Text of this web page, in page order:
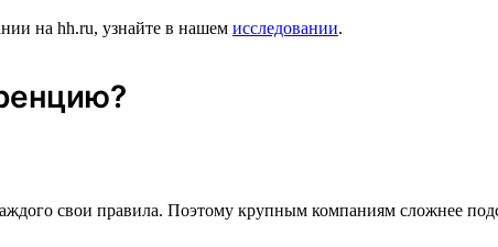
на hh.ru, узнайте в нашем исследовании.
свои правила. Поэтому крупным компаниям сложнее